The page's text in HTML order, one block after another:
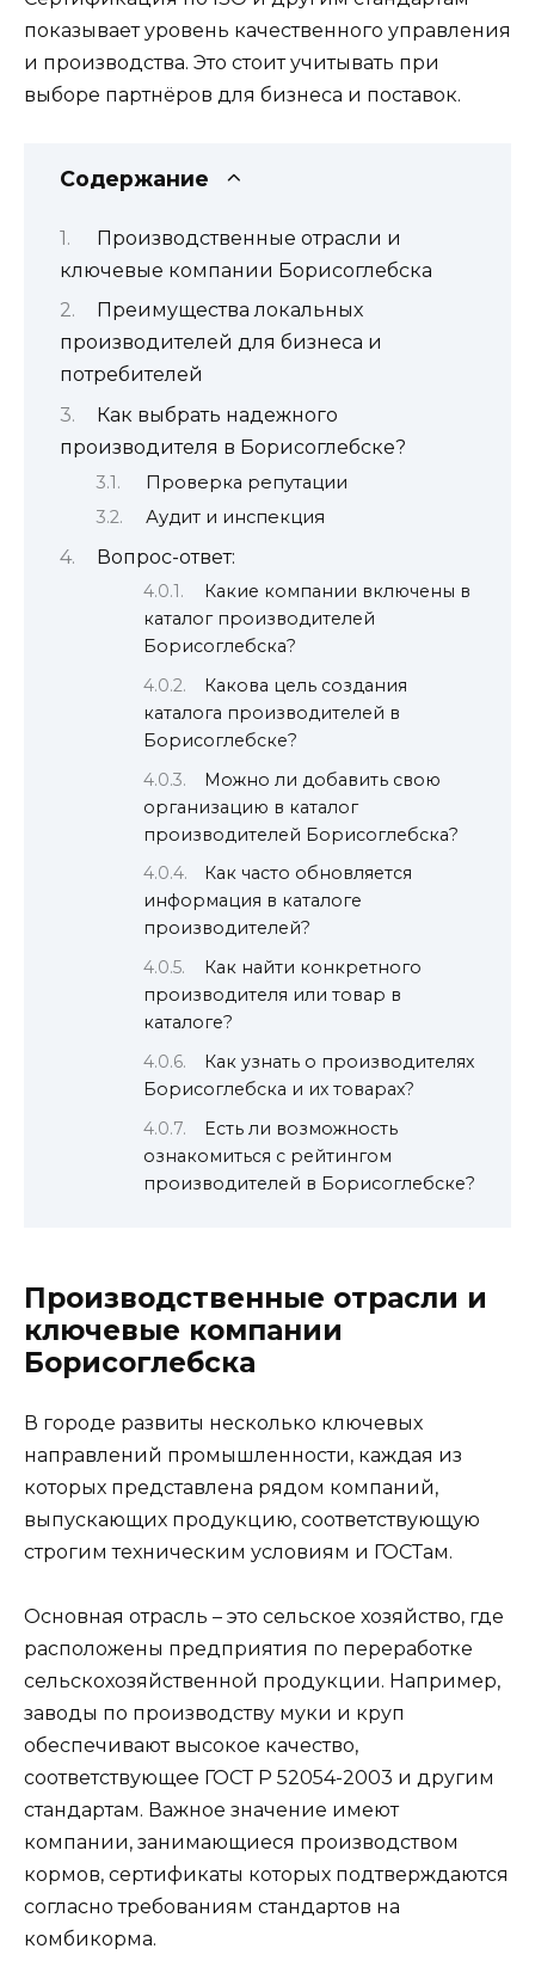
показывает уровень качественного управления
и производства. Это стоит учитывать при
выборе партнёров для бизнеса и поставок.
Содержание
Производственные отрасли и
ключевые компании Борисоглебска
Преимущества локальных
производителей для бизнеса и
потребителей
Как выбрать надежного
производителя в Борисоглебске?
Проверка репутации
Аудит и инспекция
Вопрос-ответ:
Какие компании включены в
каталог производителей
Борисоглебска?
Какова цель создания
каталога производителей в
Борисоглебске?
Можно ли добавить свою
организацию в каталог
производителей Борисоглебска?
Как часто обновляется
информация в каталоге
производителей?
Как найти конкретного
производителя или товар в
каталоге?
Как узнать о производителях
Борисоглебска и их товарах?
Есть ли возможность
ознакомиться с рейтингом
производителей в Борисоглебске?
Производственные отрасли и
ключевые компании
Борисоглебска
В городе развиты несколько ключевых
направлений промышленности, каждая из
которых представлена рядом компаний,
выпускающих продукцию, соответствующую
строгим техническим условиям и ГОСТам.
Основная отрасль – это сельское хозяйство, где
расположены предприятия по переработке
сельскохозяйственной продукции. Например,
заводы по производству муки и круп
обеспечивают высокое качество,
соответствующее ГОСТ Р 52054-2003 и другим
стандартам. Важное значение имеют
компании, занимающиеся производством
кормов, сертификаты которых подтверждаются
согласно требованиям стандартов на
комбикорма.